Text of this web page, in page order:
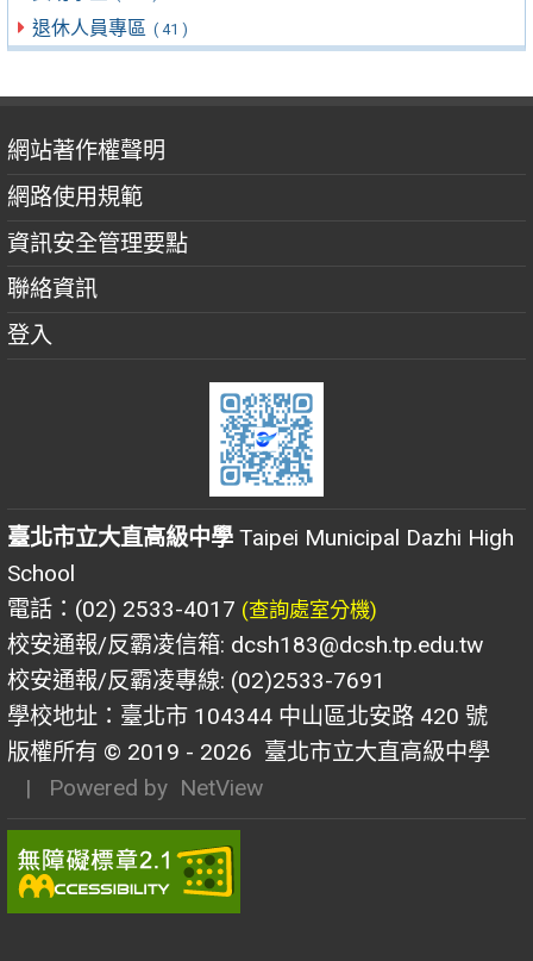
退休人員專區 ( 41 )
網站著作權聲明
網路使用規範
資訊安全管理要點
聯絡資訊
登入
臺北市立大直高級中學 Taipei Municipal Dazhi High
School
電話：(02) 2533-4017 (查詢處室分機)
校安通報/反霸凌信箱: dcsh183@dcsh.tp.edu.tw
校安通報/反霸凌專線: (02)2533-7691
學校地址：臺北市 104344 中山區北安路 420 號
版權所有 © 2019 - 2026 臺北市立大直高級中學
| Powered by NetView